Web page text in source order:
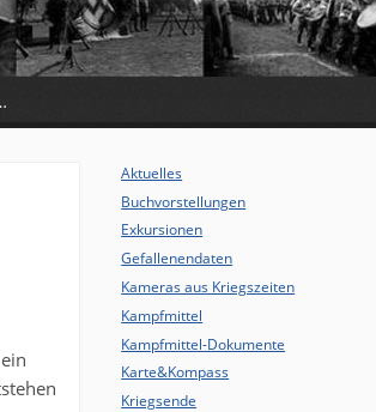
Aktuelles
Buchvorstellungen
Exkursionen
Gefallenendaten
Kameras aus Kriegszeiten
Kampfmittel
Kampfmittel-Dokumente
Karte&Kompass
Kriegsende